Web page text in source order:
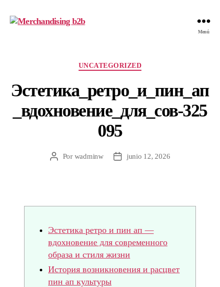
Menú
Categorías
UNCATEGORIZED
Эстетика_ретро_и_пин_ап
_вдохновение_для_сов-325
095
Autor
Por wadminw
Fechajunio 12, 2026
Эстетика ретро и пин ап —
вдохновение для современного
образа и стиля жизни
История возникновения и расцвет
пин ап культуры